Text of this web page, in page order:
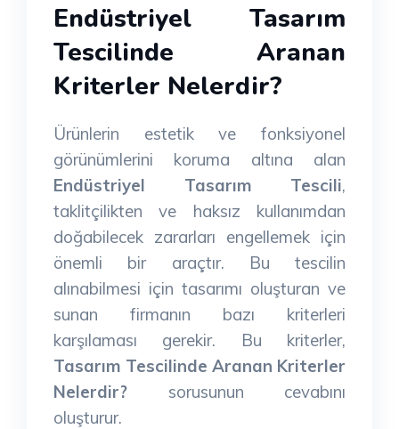
Endüstriyel Tasarım
Tescilinde Aranan
Kriterler Nelerdir?
Ürünlerin estetik ve fonksiyonel
görünümlerini koruma altına alan
Endüstriyel Tasarım Tescili,
taklitçilikten ve haksız kullanımdan
doğabilecek zararları engellemek için
önemli bir araçtır. Bu tescilin
alınabilmesi için tasarımı oluşturan ve
sunan firmanın bazı kriterleri
karşılaması gerekir. Bu kriterler,
Tasarım Tescilinde Aranan Kriterler
Nelerdir? sorusunun cevabını
oluşturur.